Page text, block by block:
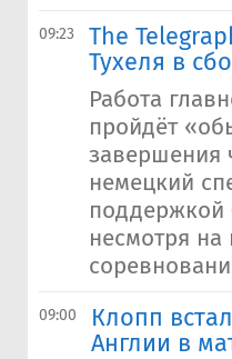
09:23
​The
Тухеля в
Работа
пройдёт
завершения
немецкий
поддержкой
несмотря
09:00
Клопп
Англии в